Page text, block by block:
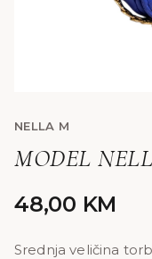
NELLA M
MODEL
48,00 KM
Srednja veličina